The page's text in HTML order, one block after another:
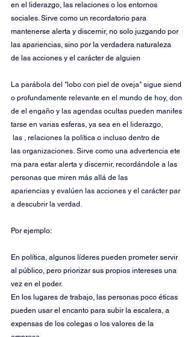
en el liderazgo, las relaciones o los entornos
sociales. Sirve como un recordatorio para
mantenerse alerta y discernir, no solo juzgando por
las apariencias, sino por la verdadera naturaleza
de las acciones y el carácter de alguien
La parábola del "lobo con piel de oveja" sigue siend
o profundamente relevante en el mundo de hoy, don
de el engaño y las agendas ocultas pueden manifes
tarse en varias esferas, ya sea en el liderazgo,
las , relaciones la política o incluso dentro de
las organizaciones. Sirve como una advertencia ete
rna para estar alerta y discernir, recordándole a las
personas que miren más allá de las
apariencias y evalúen las acciones y el carácter par
a descubrir la verdad.
Por ejemplo:
En política, algunos líderes pueden prometer servir
al público, pero priorizar sus propios intereses una
vez en el poder.
En los lugares de trabajo, las personas poco éticas
pueden usar el encanto para subir la escalera, a
expensas de los colegas o los valores de la